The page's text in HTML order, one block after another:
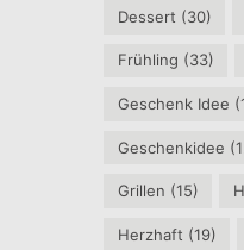
Dessert (30)
Frühling (33)
Geschenk Idee
Geschenkidee
Grillen (15)
Herzhaft (19)